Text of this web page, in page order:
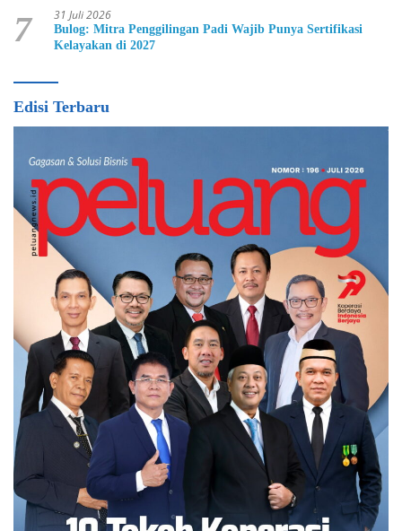
7 31 Juli 2026
Bulog: Mitra Penggilingan Padi Wajib Punya Sertifikasi
Kelayakan di 2027
Edisi Terbaru